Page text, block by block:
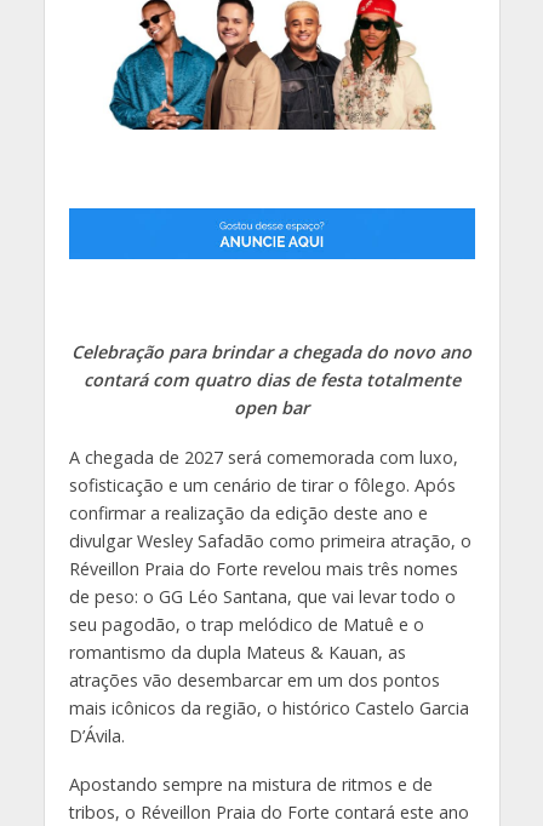
Celebração para brindar a chegada do novo ano
contará com quatro dias de festa totalmente
open bar
A chegada de 2027 será comemorada com luxo,
sofisticação e um cenário de tirar o fôlego. Após
confirmar a realização da edição deste ano e
divulgar Wesley Safadão como primeira atração, o
Réveillon Praia do Forte revelou mais três nomes
de peso: o GG Léo Santana, que vai levar todo o
seu pagodão, o trap melódico de Matuê e o
romantismo da dupla Mateus & Kauan, as
atrações vão desembarcar em um dos pontos
mais icônicos da região, o histórico Castelo Garcia
D’Ávila.
Apostando sempre na mistura de ritmos e de
tribos, o Réveillon Praia do Forte contará este ano